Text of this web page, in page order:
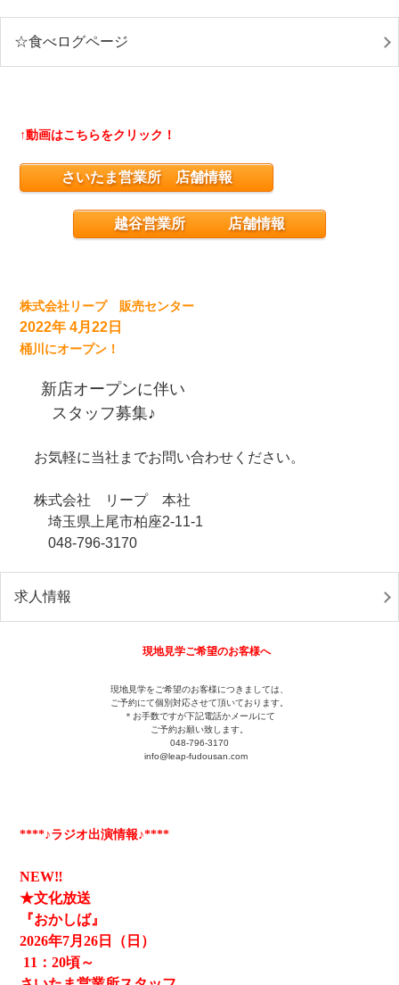
☆食べログページ
↑動画はこちらをクリック！
さいたま営業所 店舗情報
越谷営業所 店舗情報
株式会社リープ 販売センター
2022年 4月22日
桶川にオープン！
新店オープンに伴い
スタッフ募集♪
お気軽に当社までお問い合わせください。
株式会社 リープ 本社
埼玉県上尾市柏座2-11-1
048-796-3170
求人情報
現地見学ご希望のお客様へ
現地見学をご希望のお客様につきましては、
ご予約にて個別対応させて頂いております。
＊お手数ですが下記電話かメールにて
ご予約お願い致します。
048-796-3170
info@leap-fudousan.com
****♪ラジオ出演情報♪****
NEW‼
★文化放送
『おかしば』
2026年7月26日（日）
11 ：20頃～